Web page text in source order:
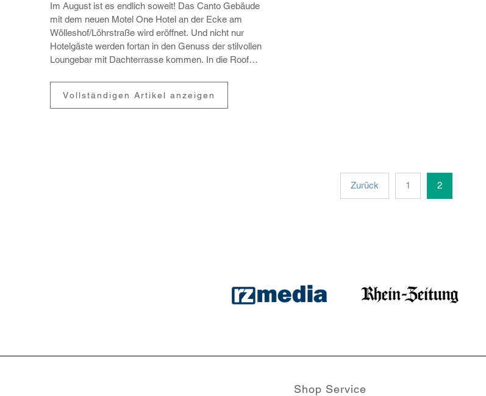
Im August ist es endlich soweit! Das Canto Gebäude
mit dem neuen Motel One Hotel an der Ecke am
Wölle­shof/Löhr­straße wird eröffnet. Und nicht nur
Hotel­gäste werden fortan in den Genuss der stil­vollen
Loun­gebar mit Dach­ter­rasse kommen. In die Roof
Vollständigen Artikel anzeigen
Zurück 1 2
Shop Service